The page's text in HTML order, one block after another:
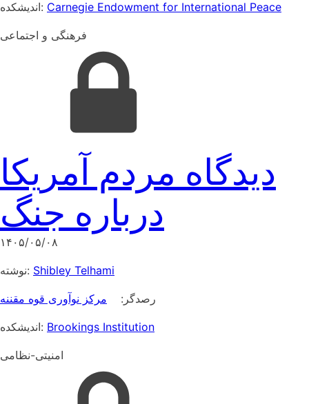
اندیشکده: Carnegie Endowment for International Peace
فرهنگی و اجتماعی
دیدگاه مردم آمریکا
درباره جنگ
۱۴۰۵/۰۵/۰۸
نوشته: Shibley Telhami
رصدگر: مرکز نوآوری قوه مقننه
اندیشکده: Brookings Institution
امنیتی-نظامی